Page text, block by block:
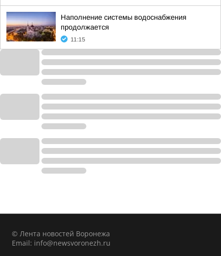
Наполнение системы водоснабжения
продолжается
11:15
© Лента новостей Воронежа
Email: info@newsvoronezh.ru